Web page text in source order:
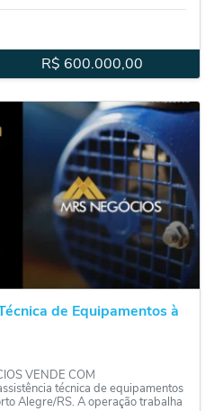
R$ 600.000,00
de Equipamentos à
VENDE COM
técnica de equipamentos
Alegre/RS. A operação trabalha